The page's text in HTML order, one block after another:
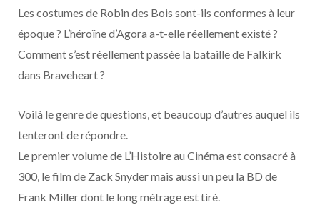
Les costumes de Robin des Bois sont-ils conformes à leur
époque ? L’héroïne d’Agora a-t-elle réellement existé ?
Comment s’est réellement passée la bataille de Falkirk
dans Braveheart ?
Voilà le genre de questions, et beaucoup d’autres auquel ils
tenteront de répondre.
Le premier volume de L’Histoire au Cinéma est consacré à
300, le film de Zack Snyder mais aussi un peu la BD de
Frank Miller dont le long métrage est tiré.